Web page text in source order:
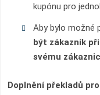
kupónu pro
Aby bylo možné
být zákazník
svému
Doplnění překladů